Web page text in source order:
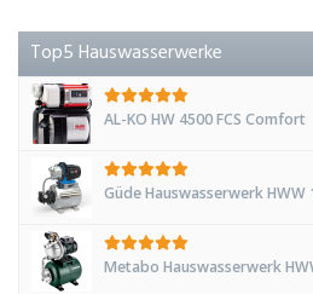
Top5 Hauswasserwerke
AL-KO HW 4500 FCS Comfort
Güde Hauswasserwerk HWW
Metabo Hauswasserwerk